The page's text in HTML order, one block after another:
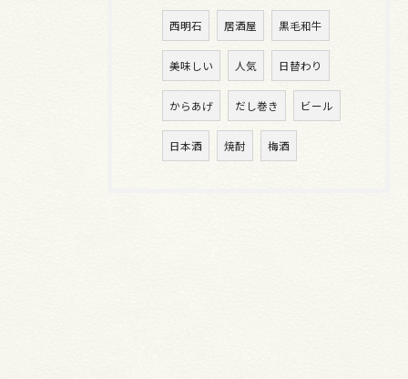
西明石 居酒屋 黒毛和牛
美味しい 人気 日替わり
からあげ だし巻き ビール
日本酒 焼酎 梅酒